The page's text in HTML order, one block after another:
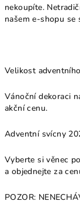
nekoupíte.
našem e-shopu se
Velikost
Vánoční dekoraci
akční cenu.
Adventní svícny
Vyberte si věnec
a objednejte za
POZOR: